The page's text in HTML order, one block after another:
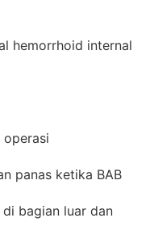
hemorrhoid internal
panas ketika BAB
bagian luar dan